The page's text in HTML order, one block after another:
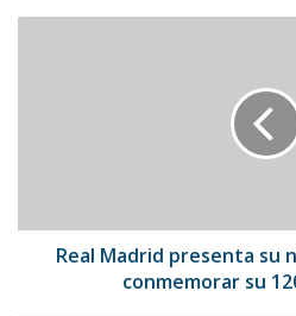
su
Real Madrid presenta su
conmemorar su